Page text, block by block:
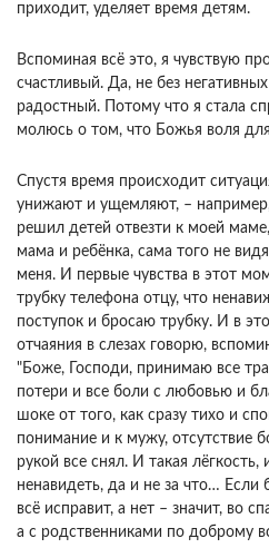
приходит, уделяет время детям.
Вспоминая всё это, я чувствую
счастливый. Да, не без
радостный. Потому что я стала
молюсь о том, что Божья воля
Спустя время происходит
унижают и ущемляют, –
решил детей отвезти к моей
мама и ребёнка, сама того не
меня. И первые чувства в этот
трубку телефона отцу, что
поступок и бросаю трубку. И в
отчаяния в слезах говорю,
"Боже, Господи, принимаю все
потери и все боли с любовью и
шоке от того, как сразу тихо и
понимание и к мужу, отсутствие
рукой все снял. И такая
ненавидеть, да и не за что… Если
всё исправит, а нет – значит, во
а с родственниками по доброму